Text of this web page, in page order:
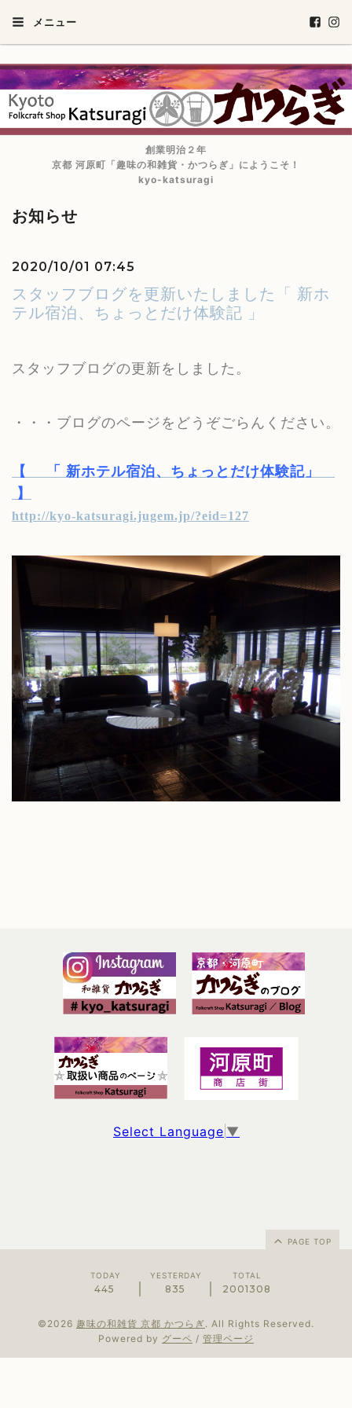
メニュー
創業明治２年
京都 河原町「趣味の和雑貨・かつらぎ」にようこそ！
kyo-katsuragi
お知らせ
2020/10/01 07:45
スタッフブログを更新いたしました「 新ホ
テル宿泊、ちょっとだけ体験記 」
スタッフブログの更新をしました。
・・・ブログのページをどうぞごらんください。
【
「 新ホテル宿泊、ちょっとだけ体験記」
】
http://kyo-katsuragi.jugem.jp/?eid=127
Select Language ▼
PAGE TOP
TODAY
445
YESTERDAY
835
TOTAL
2001308
©2026 趣味の和雑貨 京都 かつらぎ. All Rights Reserved.
Powered by グーペ / 管理ページ